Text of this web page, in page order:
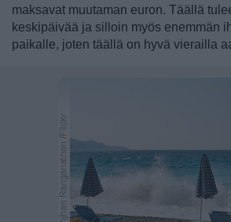
maksavat muutaman euron. Täällä
keskipäivää ja silloin myös enemmän
paikalle, joten täällä on hyvä vierailla